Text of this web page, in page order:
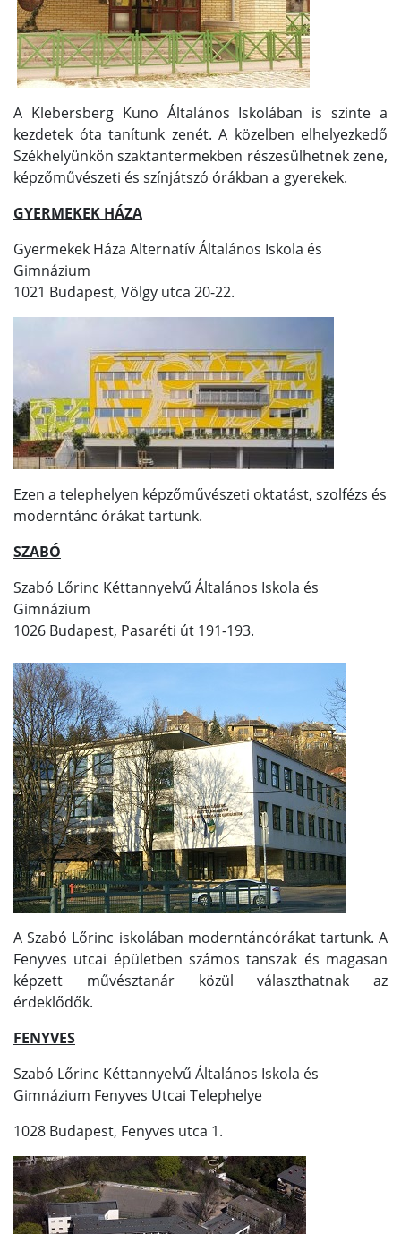
A Klebersberg Kuno Általános Iskolában is szinte a
kezdetek óta tanítunk zenét. A közelben elhelyezkedő
Székhelyünkön szaktantermekben részesülhetnek zene,
képzőművészeti és színjátszó órákban a gyerekek.
GYERMEKEK HÁZA
Gyermekek Háza Alternatív Általános Iskola és
Gimnázium
1021 Budapest, Völgy utca 20-22.
Ezen a telephelyen képzőművészeti oktatást, szolfézs és
moderntánc órákat tartunk.
SZABÓ
Szabó Lőrinc Kéttannyelvű Általános Iskola és
Gimnázium
1026 Budapest, Pasaréti út 191-193.
A Szabó Lőrinc iskolában moderntáncórákat tartunk. A
Fenyves utcai épületben számos tanszak és magasan
képzett művésztanár közül választhatnak az
érdeklődők.
FENYVES
Szabó Lőrinc Kéttannyelvű Általános Iskola és
Gimnázium Fenyves Utcai Telephelye
1028 Budapest, Fenyves utca 1.